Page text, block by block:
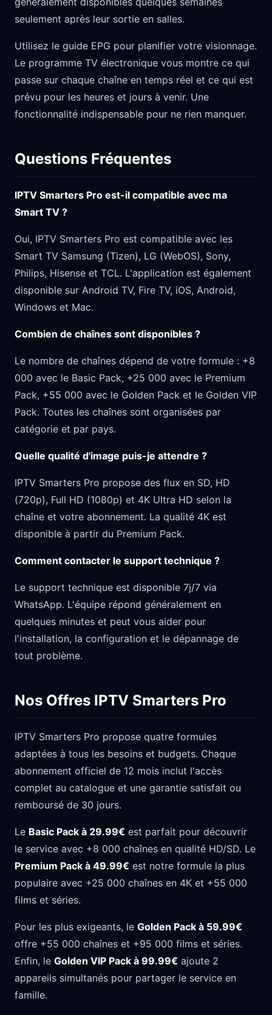
seulement après leur sortie en salles.
Utilisez le guide EPG pour planifier votre visionnage.
Le programme TV électronique vous montre ce qui
passe sur chaque chaîne en temps réel et ce qui est
prévu pour les heures et jours à venir. Une
fonctionnalité indispensable pour ne rien manquer.
Questions Fréquentes
IPTV Smarters Pro est-il compatible avec ma
Smart TV ?
Oui, IPTV Smarters Pro est compatible avec les
Smart TV Samsung (Tizen), LG (WebOS), Sony,
Philips, Hisense et TCL. L'application est également
disponible sur Android TV, Fire TV, iOS, Android,
Windows et Mac.
Combien de chaînes sont disponibles ?
Le nombre de chaînes dépend de votre formule : +8
000 avec le Basic Pack, +25 000 avec le Premium
Pack, +55 000 avec le Golden Pack et le Golden VIP
Pack. Toutes les chaînes sont organisées par
catégorie et par pays.
Quelle qualité d'image puis-je attendre ?
IPTV Smarters Pro propose des flux en SD, HD
(720p), Full HD (1080p) et 4K Ultra HD selon la
chaîne et votre abonnement. La qualité 4K est
disponible à partir du Premium Pack.
Comment contacter le support technique ?
Le support technique est disponible 7j/7 via
WhatsApp. L'équipe répond généralement en
quelques minutes et peut vous aider pour
l'installation, la configuration et le dépannage de
tout problème.
Nos Offres IPTV Smarters Pro
IPTV Smarters Pro propose quatre formules
adaptées à tous les besoins et budgets. Chaque
abonnement officiel de 12 mois inclut l'accès
complet au catalogue et une garantie satisfait ou
remboursé de 30 jours.
Le Basic Pack à 29.99€ est parfait pour découvrir
le service avec +8 000 chaînes en qualité HD/SD. Le
Premium Pack à 49.99€ est notre formule la plus
populaire avec +25 000 chaînes en 4K et +55 000
films et séries.
Pour les plus exigeants, le Golden Pack à 59.99€
offre +55 000 chaînes et +95 000 films et séries.
Enfin, le Golden VIP Pack à 99.99€ ajoute 2
appareils simultanés pour partager le service en
famille.